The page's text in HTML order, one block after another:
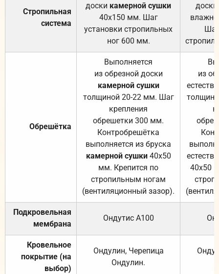
Стропильная
система
доски камерной сушки
40х150 мм. Шаг
установки стропильных
ног 600 мм.
доски
Обрешётка
Выполняется
из обрезной доски
камерной сушки
толщиной 20-22 мм. Шаг
крепления
обрешетки 300 мм.
Контробрешётка
выполняется из бруска
камерной сушки40х50
мм. Крепится по
стропильным ногам
(вентиляционный зазор).
из
40х50
Подкровельная
мембрана
Ондутис А100
Кровельное
покрытие (на
выбор)
Ондулин, Черепица
Ондулин.